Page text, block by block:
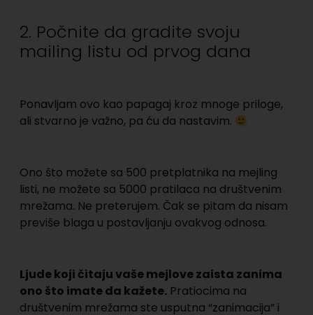
2. Počnite da gradite svoju
mailing listu od prvog dana
Ponavljam ovo kao papagaj kroz mnoge priloge,
ali stvarno je važno, pa ću da nastavim.
Ono što možete sa 500 pretplatnika na mejling
listi, ne možete sa 5000 pratilaca na društvenim
mrežama. Ne preterujem. Čak se pitam da nisam
previše blaga u postavljanju ovakvog odnosa.
Ljude koji čitaju vaše mejlove zaista zanima
ono što imate da kažete.Pratiocima na
društvenim mrežama ste usputna “zanimacija” i